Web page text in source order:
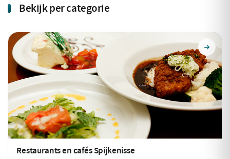
Bekijk per categorie
Restaurants en cafésSpijkenisse